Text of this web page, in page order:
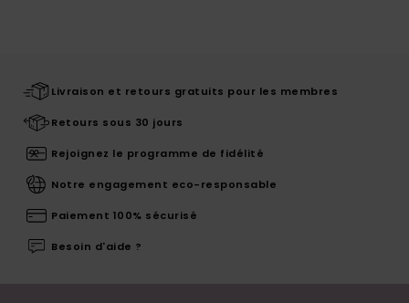
Livraison et retours gratuits pour les membres
Retours sous 30 jours
Rejoignez le programme de fidélité
Notre engagement eco-responsable
Paiement 100% sécurisé
Besoin d'aide ?